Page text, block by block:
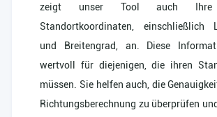
zeigt unser Tool auch Ihre
Standortkoordinaten, einschließlich
und Breitengrad, an. Diese
wertvoll für diejenigen, die ihren
müssen. Sie helfen auch, die
Richtungsberechnung zu überprüfen